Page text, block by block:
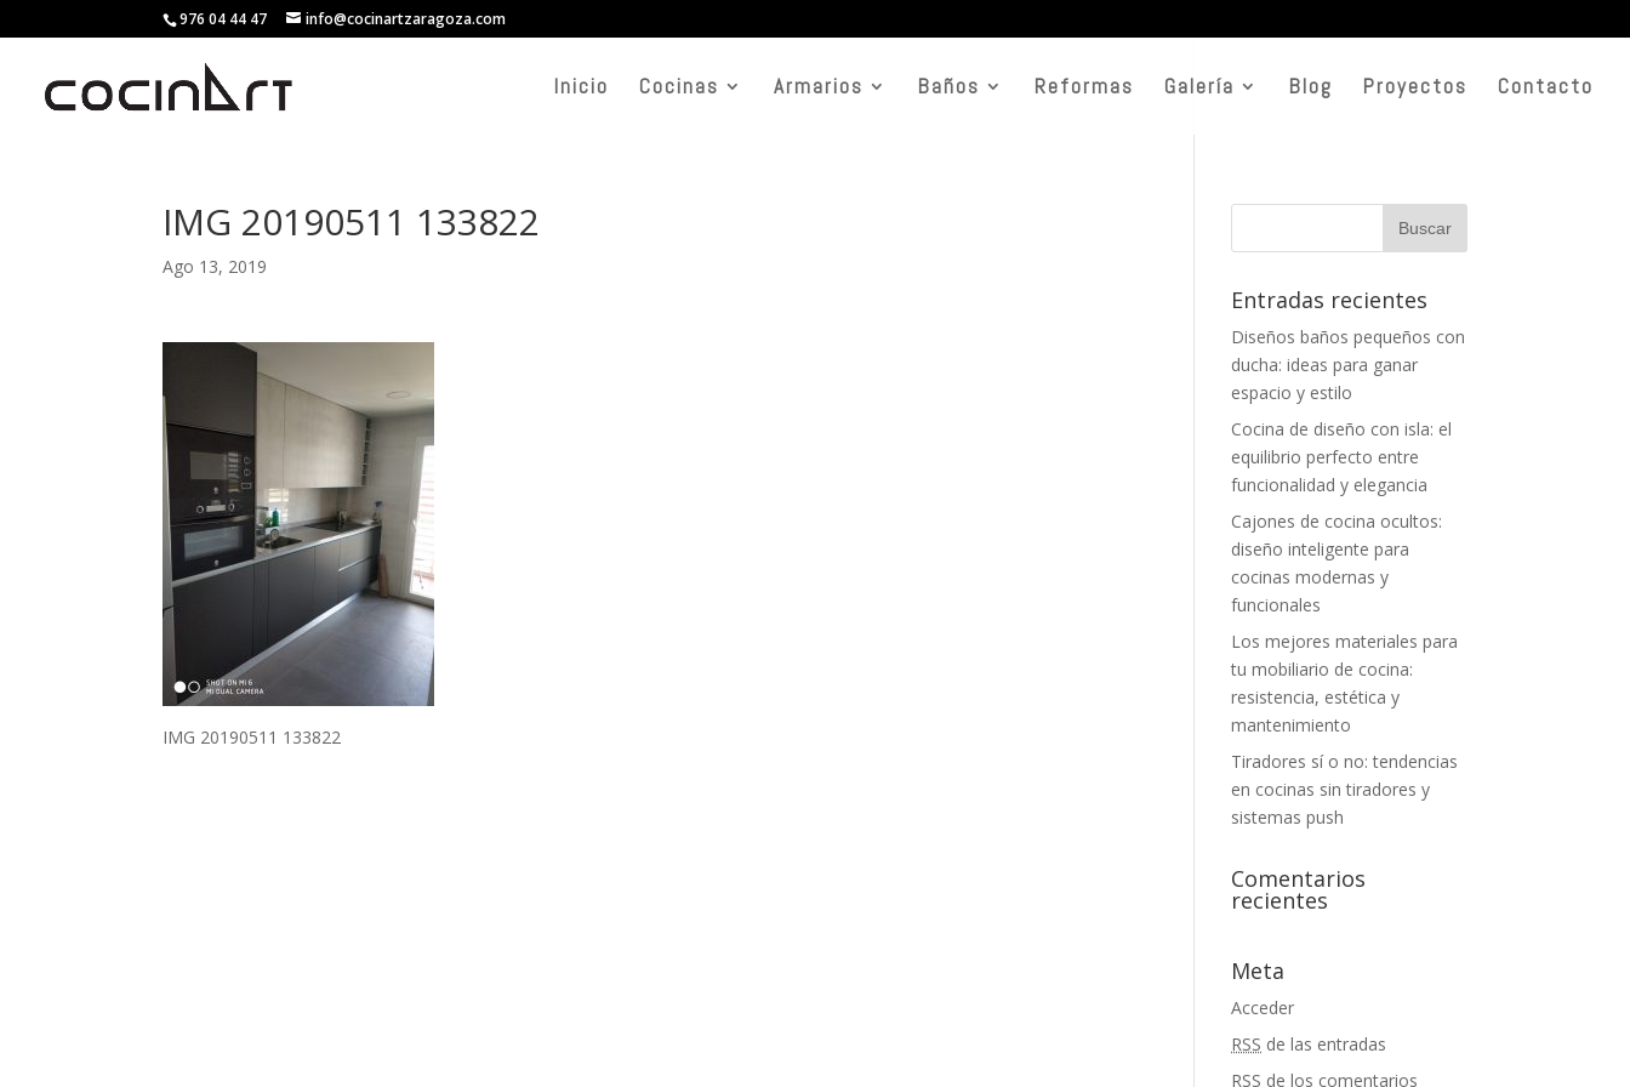
976 04 44 47 info@cocinartzaragoza.com
Inicio Cocinas Armarios Baños Reformas Galería Blog Proyectos Contacto
IMG 20190511 133822
Ago 13, 2019
IMG 20190511 133822
Entradas recientes
Diseños baños pequeños con
ducha: ideas para ganar
espacio y estilo
Cocina de diseño con isla: el
equilibrio perfecto entre
funcionalidad y elegancia
Cajones de cocina ocultos:
diseño inteligente para
cocinas modernas y
funcionales
Los mejores materiales para
tu mobiliario de cocina:
resistencia, estética y
mantenimiento
Tiradores sí o no: tendencias
en cocinas sin tiradores y
sistemas push
Comentarios
recientes
Meta
Acceder
RSS de las entradas
RSS de los comentarios